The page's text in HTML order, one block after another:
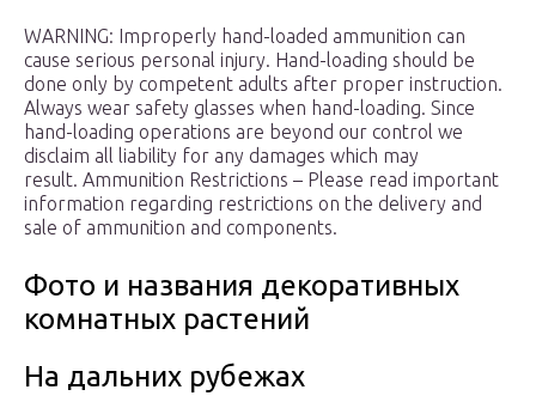
WARNING: Improperly hand-loaded ammunition can
cause serious personal injury. Hand-loading should be
done only by competent adults after proper instruction.
Always wear safety glasses when hand-loading. Since
hand-loading operations are beyond our control we
disclaim all liability for any damages which may
result. Ammunition Restrictions – Please read important
information regarding restrictions on the delivery and
sale of ammunition and components.
Фото и названия декоративных
комнатных растений
На дальних рубежах